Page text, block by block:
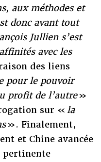
aux méthodes et
donc avant tout
Jullien s’est
avec les
des liens
pour le pouvoir
profit de l’autre»
sur « la
». Finalement,
et Chine avancée
pertinente